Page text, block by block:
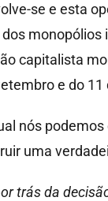
se e esta
capitalista
e do 11
nós
uma
trás da